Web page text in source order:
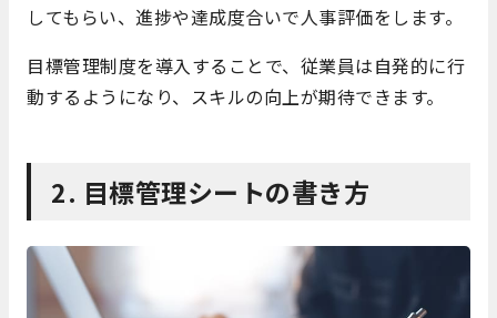
してもらい、進捗や達成度合いで人事評価をします。
目標管理制度を導入することで、従業員は自発的に行
動するようになり、スキルの向上が期待できます。
2. 目標管理シートの書き方